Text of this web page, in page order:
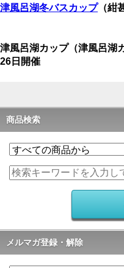
津風呂湖冬バスカップ（紺
津風呂湖カップ（津風呂湖
26日開催
商品検索
メルマガ登録・解除